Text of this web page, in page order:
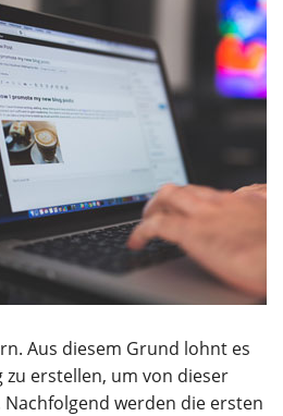
Aus diesem Grund lohnt es
zu erstellen, um von dieser
werden die ersten